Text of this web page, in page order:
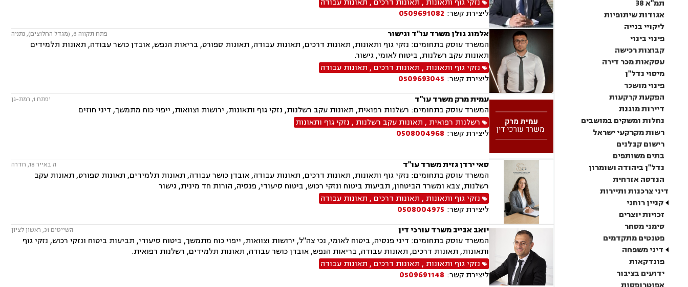
תמ"א 38
אגודות שיתופיות
ליקויי בנייה
פינוי בינוי
קבוצות רכישה
עסקאות מכר דירה
מיסוי נדל"ן
פינוי מושכר
הפקעת קרקעות
דיירות מוגנת
נחלות ומשקים במושבים
רשות מקרקעי ישראל
רישום קבלנים
בתים משותפים
נדל"ן ביהודה ושומרון
הנדסה אזרחית
דיני צרכנות ותיירות
קניין רוחני
זכויות יוצרים
סימני מסחר
פטנטים מתקדמים
דיני משפחה
פונדקאות
ידועים בציבור
ליצירת קשר: 0509691082
אלמוג גולן משרד עו"ד וגישור
פתח תקווה 6, (מגדל החלוצים), נתניה
המשרד עוסק בתחומים: נזקי גוף ותאונות, תאונות דרכים, תאונות עבודה, תאונות ספורט, בריאות הנפש, אובדן כושר עבודה, תאונות תלמידים
תאונות עקב רשלנות, ביטוח לאומי, גישור.
נזקי גוף ותאונות , תאונות דרכים , תאונות עבודה
ליצירת קשר: 0509693045
עמית מרק משרד עו"ד
יפתח 1, רמת-גן
המשרד עוסק בתחומים: רשלנות רפואית, תאונות עקב רשלנות, נזקי גוף ותאונות, ירושות וצוואות, ייפוי כוח מתמשך, דיני חוזים
רשלנות רפואית , תאונות עקב רשלנות , נזקי גוף ותאונות
ליצירת קשר: 0508004968
סאי ירדן גזית משרד עו"ד ה באייר 18, חדרה
המשרד עוסק בתחומים: נזקי גוף ותאונות, תאונות דרכים, תאונות עבודה, אובדן כושר עבודה, תאונות תלמידים, תאונות ספורט, תאונות עקב
רשלנות, צבא ומשרד הביטחון, תביעות ביטוח ונזקי רכוש, ביטוח סיעודי, פנסיה, הורות חד מינית, גישור
נזקי גוף ותאונות , תאונות דרכים , תאונות עבודה
ליצירת קשר: 0508004975
יואב אבייב משרד עורכי דין
השייטים 31, ראשון לציון
המשרד עוסק בתחומים: דיני פנסיה, ביטוח לאומי, נכי צה"ל, ירושות וצוואות, ייפוי כוח מתמשך, ביטוח סיעודי, תביעות ביטוח ונזקי רכוש, נזקי גוף
ותאונות, תאונות דרכים, תאונות עבודה, בריאות הנפש, אובדן כושר עבודה, תאונות תלמידים, רשלנות רפואית.
נזקי גוף ותאונות , תאונות דרכים , תאונות עבודה
ליצירת קשר: 0509691148